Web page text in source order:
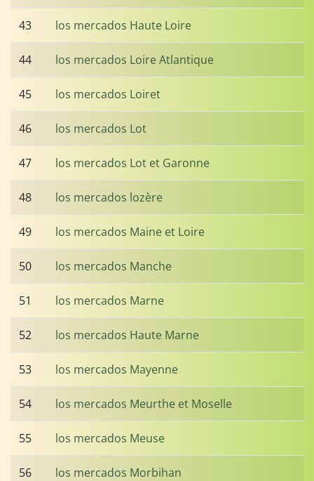
43 los mercados Haute Loire
44 los mercados Loire Atlantique
45 los mercados Loiret
46 los mercados Lot
47 los mercados Lot et Garonne
48 los mercados lozère
49 los mercados Maine et Loire
50 los mercados Manche
51 los mercados Marne
52 los mercados Haute Marne
53 los mercados Mayenne
54 los mercados Meurthe et Moselle
55 los mercados Meuse
56 los mercados Morbihan